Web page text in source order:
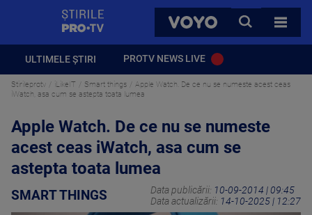
VOYO
CAUTA
TOATE
ULTIMELE ȘTIRI PROTV NEWS LIVE
Stirileprotv iLikeIT Smart things
Apple Watch. De ce nu se numeste acest ceas
iWatch, asa cum se astepta toata lumea
Apple Watch. De ce nu se numeste
acest ceas iWatch, asa cum se
astepta toata lumea
SMART THINGS Data publicării: 10-09-2014 | 09:45
Data actualizării: 14-10-2025 | 12:27